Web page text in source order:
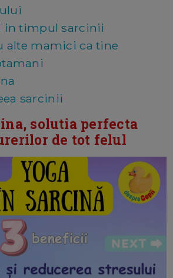
in timpul sarcinii
alte mamici ca tine
sarcinii
solutia perfecta
de tot felul